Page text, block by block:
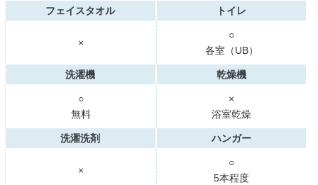
フェイスタオル
×
トイレ
○
各室（UB）
洗濯機
○
無料
乾燥機
×
浴室乾燥
洗濯洗剤
×
ハンガー
○
5本程度